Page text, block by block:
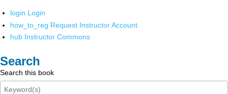
login Login
how_to_reg Request Instructor Account
hub Instructor Commons
Search
Search this book